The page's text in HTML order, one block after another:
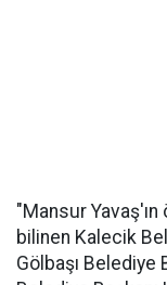
"Mansur
bilinen Kalecik
Gölbaşı Belediye